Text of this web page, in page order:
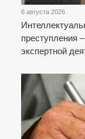
6 августа 2026
преступления
экспертной